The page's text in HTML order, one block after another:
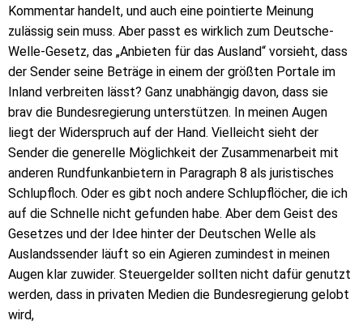
Kommentar handelt, und auch eine pointierte Meinung
zulässig sein muss. Aber passt es wirklich zum Deutsche-
Welle-Gesetz, das „Anbieten für das Ausland“ vorsieht, dass
der Sender seine Beträge in einem der größten Portale im
Inland verbreiten lässt? Ganz unabhängig davon, dass sie
brav die Bundesregierung unterstützen. In meinen Augen
liegt der Widerspruch auf der Hand. Vielleicht sieht der
Sender die generelle Möglichkeit der Zusammenarbeit mit
anderen Rundfunkanbietern in Paragraph 8 als juristisches
Schlupfloch. Oder es gibt noch andere Schlupflöcher, die ich
auf die Schnelle nicht gefunden habe. Aber dem Geist des
Gesetzes und der Idee hinter der Deutschen Welle als
Auslandssender läuft so ein Agieren zumindest in meinen
Augen klar zuwider. Steuergelder sollten nicht dafür genutzt
werden, dass in privaten Medien die Bundesregierung gelobt
wird,